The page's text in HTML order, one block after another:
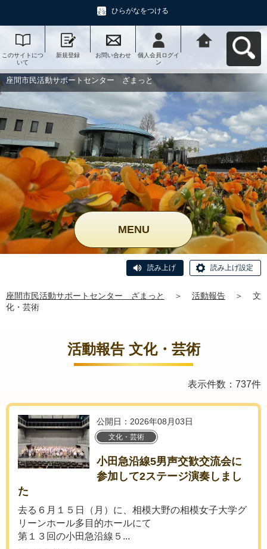
ひらがなをつける
このサイトにつ
いて
新規登録 お問い合わせ
個人会員ログイ
ン
ー ざまっとへ
座間市民活動サポートセンター ざまっと
MENU
読み上げ 読み上げ設定
座間市民活動サポートセンター ざまっと ＞ 活動報告 ＞
文
化・芸術
活動報告 文化・芸術
表示件数：737件
公開日：2026年08月03日
文化・芸術
小田急沿線5男声交歓交流会に
参加して2ステージ演奏しまし
た
去る６月１５日（月）に、相模大野の相模女子大学グ
リーンホール多目的ホールにて
第１３回の小田急沿線５...